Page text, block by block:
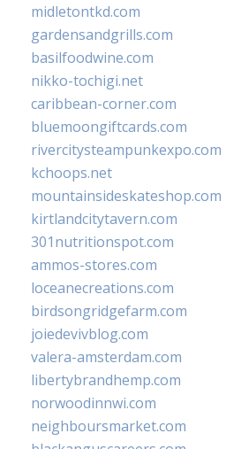
midletontkd.com
gardensandgrills.com
basilfoodwine.com
nikko-tochigi.net
caribbean-corner.com
bluemoongiftcards.com
rivercitysteampunkexpo.com
kchoops.net
mountainsideskateshop.com
kirtlandcitytavern.com
301nutritionspot.com
ammos-stores.com
loceanecreations.com
birdsongridgefarm.com
joiedevivblog.com
valera-amsterdam.com
libertybrandhemp.com
norwoodinnwi.com
neighboursmarket.com